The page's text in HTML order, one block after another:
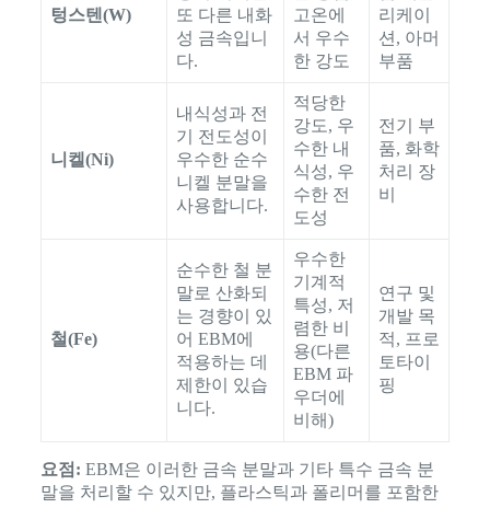
텅스텐(W)
또 다른 내화
성 금속입니
다.
고온에
서 우수
한 강도
리케이
션, 아머
부품
니켈(Ni)
내식성과 전
기 전도성이
우수한 순수
니켈 분말을
사용합니다.
적당한
강도, 우
수한 내
식성, 우
수한 전
도성
전기 부
품, 화학
처리 장
비
철(Fe)
순수한 철 분
말로 산화되
는 경향이 있
어 EBM에
적용하는 데
제한이 있습
니다.
우수한
기계적
특성, 저
렴한 비
용(다른
EBM 파
우더에
비해)
연구 및
개발 목
적, 프로
토타이
핑
요점: EBM은 이러한 금속 분말과 기타 특수 금속 분
말을 처리할 수 있지만, 플라스틱과 폴리머를 포함한